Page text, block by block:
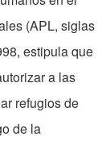
(APL, siglas
estipula que
a las
refugios de
de la